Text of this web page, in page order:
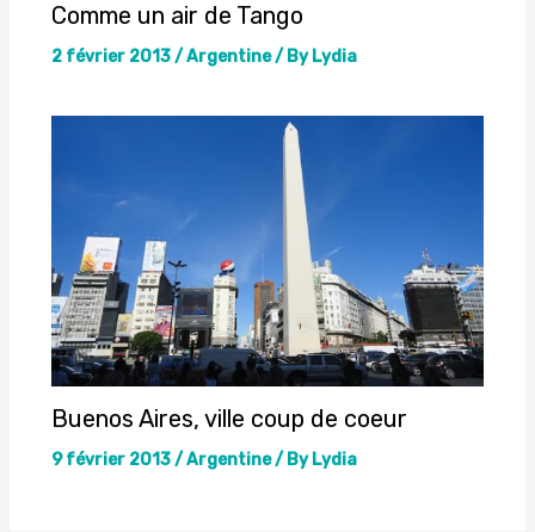
Comme un air de Tango
2 février 2013/Argentine/ ByLydia
Buenos Aires, ville coup de coeur
9 février 2013/Argentine/ ByLydia